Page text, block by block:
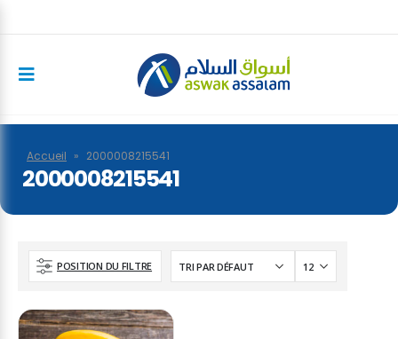
Accueil » 2000008215541
2000008215541
POSITION DU FILTRE